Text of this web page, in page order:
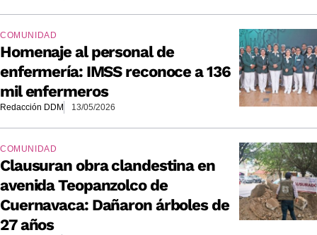
COMUNIDAD
Homenaje al personal de
enfermería: IMSS reconoce a 136
mil enfermeros
Redacción DDM 13/05/2026
COMUNIDAD
Clausuran obra clandestina en
avenida Teopanzolco de
Cuernavaca: Dañaron árboles de
27 años